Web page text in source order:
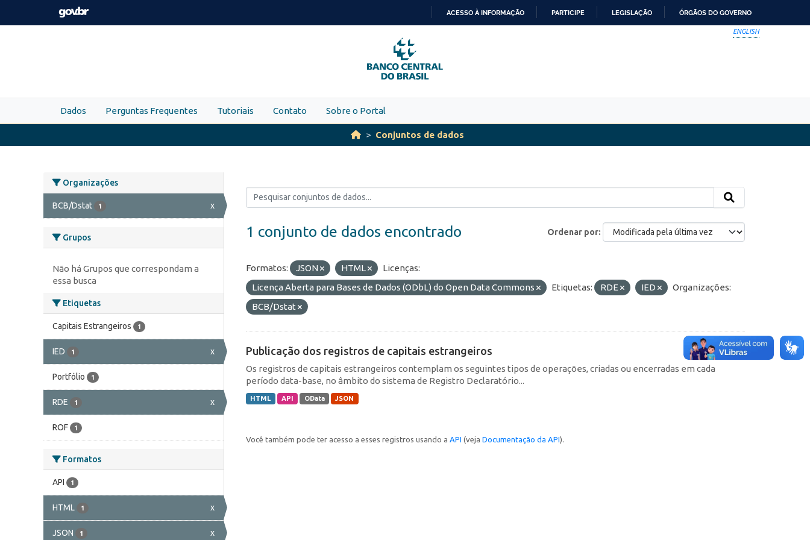
Skip to main content
PARA
O
CONTEÚDO
ACESSO À INFORMAÇÃO PARTICIPE LEGISLAÇÃO ÓRGÃOS DO GOVERNO
ENGLISH
Dados Perguntas Frequentes Tutoriais Contato Sobre o Portal
Conjuntos de dados
Organizações
BCB/Dstat 1 x
Grupos
Não há Grupos que correspondam a
essa busca
Etiquetas
Capitais Estrangeiros 1
IED 1 x
Portfólio 1
RDE 1 x
ROF 1
Formatos
API 1
HTML 1 x
JSON 1 x
Ordenar por
1 conjunto de dados encontrado
Formatos: JSON HTML
Licenças:
Licença Aberta para Bases de Dados (ODbL) do Open Data Commons
Etiquetas: RDE IED
Organizações:
BCB/Dstat
Publicação dos registros de capitais estrangeiros
Os registros de capitais estrangeiros contemplam os seguintes tipos de operações, criadas ou encerradas em cada
período data-base, no âmbito do sistema de Registro Declaratório...
HTML API OData JSON
Você também pode ter acesso a esses registros usando a API (veja Documentação da API).